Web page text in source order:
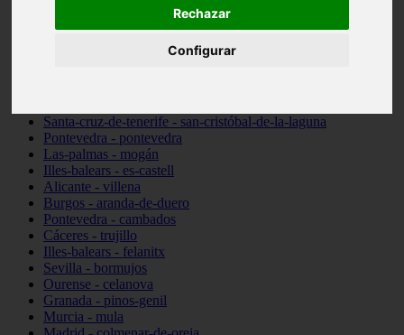
Rechazar
Configurar
Illes-balears - sant-antoni-de-portmany
Santa-cruz-de-tenerife - san-cristóbal-de-la-laguna
Pontevedra - pontevedra
Las-palmas - mogán
Illes-balears - es-castell
Alicante - villena
Burgos - aranda-de-duero
Pontevedra - cambados
Cáceres - trujillo
Illes-balears - felanitx
Sevilla - bormujos
Ourense - celanova
Granada - pinos-genil
Murcia - mula